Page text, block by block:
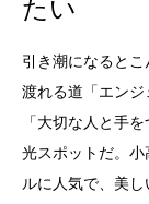
たい
引き潮になると
渡れる道「エン
「大切な人と手
光スポットだ。
ルに人気で、美